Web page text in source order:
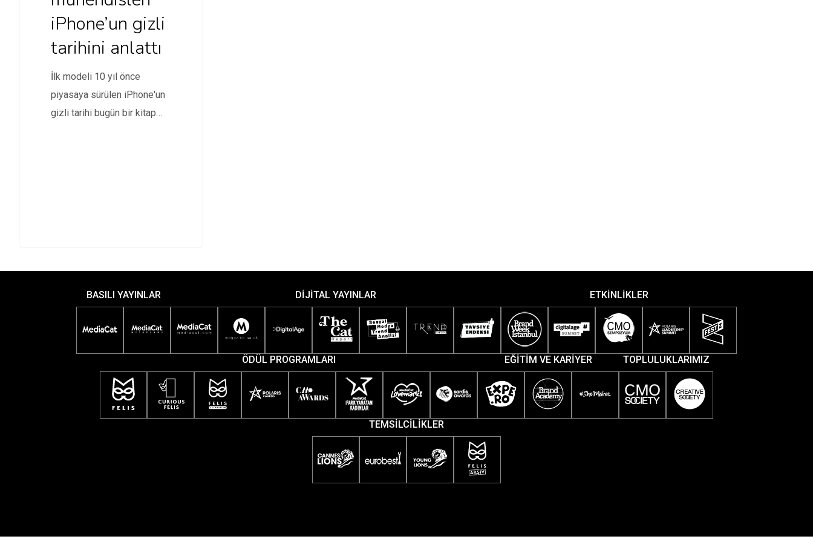
iPhone’un gizli
tarihini anlattı
İlk modeli 10 yıl önce
piyasaya sürülen iPhone'un
gizli tarihi bugün bir kitap
BASILI YAYINLAR DİJİTAL YAYINLAR ETKİNLİKLER
ÖDÜL PROGRAMLARI EĞİTİM VE KARİYER TOPLULUKLARIMIZ
TEMSİLCİLİKLER